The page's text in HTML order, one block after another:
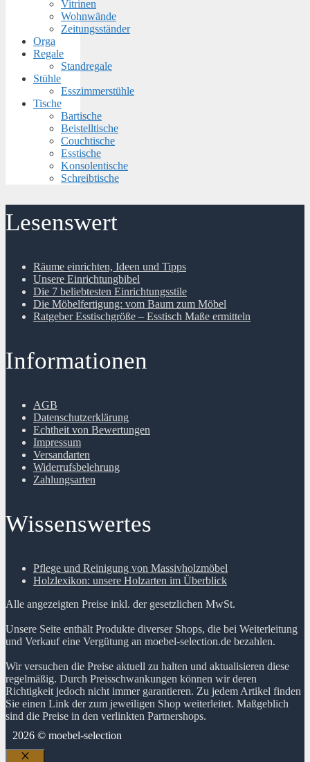
Vitrinen
Wohnwände
Zeitungsständer
Orga
Regale
Standregale
Stühle
Esszimmerstühle
Tische
Bartische
Beistelltische
Couchtische
Esstische
Konsolentische
Schreibtische
Lesenswert
Räume einrichten, Ideen und Tipps
Unsere Einrichtungbibel
Die 7 beliebtesten Einrichtungsstile
Die Möbelfertigung: vom Baum zum Möbel
Ratgeber Esstischgröße – Esstisch Maße ermitteln
Informationen
AGB
Datenschutzerklärung
Echtheit von Bewertungen
Impressum
Versandarten
Widerrufsbelehrung
Zahlungsarten
Wissenswertes
Pflege und Reinigung von Massivholzmöbel
Holzlexikon: unsere Holzarten im Überblick
Alle angezeigten Preise inkl. der gesetzlichen MwSt.
Unsere Seite enthält Produkte diverser Shops, die bei Weiterleitung
und Verkauf eine Vergütung an moebel-selection.de bezahlen.
Wir versuchen die Preise aktuell zu halten und aktualisieren diese
regelmäßig. Durch Preisschwankungen können wir deren
Richtigkeit jedoch nicht immer garantieren. Zu jedem Artikel finden
Sie einen Link der zum jeweiligen Shop weiterleitet. Maßgeblich
sind die Preise in den verlinkten Partnershops.
2026 © moebel-selection